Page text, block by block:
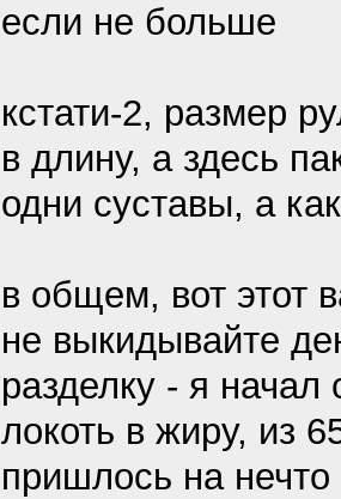
если не больше
кстати-2, размер
в длину, а здесь
одни суставы, а
в общем, вот этот
не выкидывайте
разделку - я
локоть в жиру, из
пришлось на